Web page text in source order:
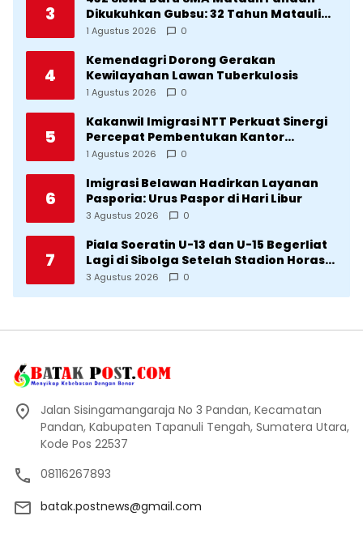
3
Dikukuhkan Gubsu: 32 Tahun Matauli
Cetak SDM Unggul
1 Agustus 2026 0
4
Kemendagri Dorong Gerakan
Kewilayahan Lawan Tuberkulosis
1 Agustus 2026 0
5
Kakanwil Imigrasi NTT Perkuat Sinergi
Percepat Pembentukan Kantor
Imigrasi Sumba Timur
1 Agustus 2026 0
6
Imigrasi Belawan Hadirkan Layanan
Pasporia: Urus Paspor di Hari Libur
3 Agustus 2026 0
7
Piala Soeratin U-13 dan U-15 Begerliat
Lagi di Sibolga Setelah Stadion Horas
Direvitalisasi Wali Kota
3 Agustus 2026 0
Jalan Sisingamangaraja No 3 Pandan, Kecamatan
Pandan, Kabupaten Tapanuli Tengah, Sumatera Utara,
Kode Pos 22537
08116267893
batak.postnews@gmail.com